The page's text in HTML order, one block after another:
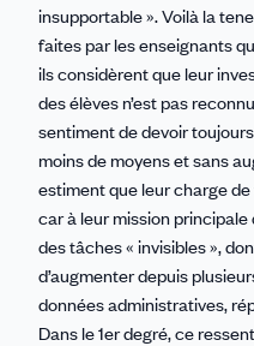
insupportable ». Voilà la
faites par les enseignants
ils considèrent que leur
des élèves n’est pas
sentiment de devoir
moins de moyens et sans
estiment que leur charge
car à leur mission principale
des tâches « invisibles »,
d’augmenter depuis
données administratives,
Dans le 1er degré, ce